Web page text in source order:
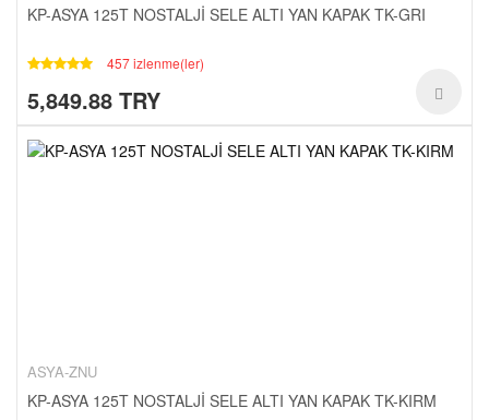
KP-ASYA 125T NOSTALJİ SELE ALTI YAN KAPAK TK-GRI
457 izlenme(ler)
5,849.88 TRY
ASYA-ZNU
KP-ASYA 125T NOSTALJİ SELE ALTI YAN KAPAK TK-KIRM